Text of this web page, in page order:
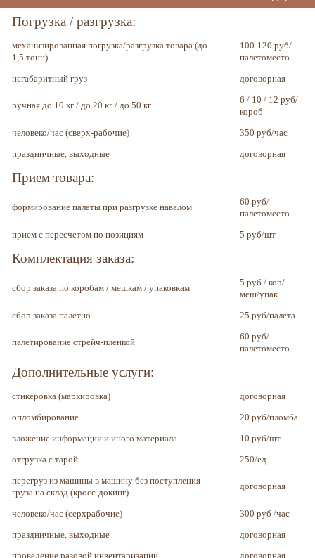
Погрузка / разгрузка:
механизированная погрузка/разгрузка товара (до
1,5 тонн)
100-120 руб/
палетоместо
негабаритный груз
договорная
ручная до 10 кг / до 20 кг / до 50 кг
6 / 10 / 12 руб/
короб
человеко/час (сверх-рабочие)
350 руб/час
праздничные, выходные
договорная
Прием товара:
формирование палеты при разгрузке навалом
60 руб/
палетоместо
прием с пересчетом по позициям
5 руб/шт
Комплектация заказа:
сбор заказа по коробам / мешкам / упаковкам
5 руб / кор/
меш/упак
сбор заказа палетно
25 руб/палета
палетирование стрейч-пленкой
60 руб/
палетоместо
Дополнительные услуги:
стикеровка (маркировка)
договорная
опломбирование
20 руб/пломба
вложение информации и иного материала
10 руб/шт
отгрузка с тарой
250/ед
перегруз из машины в машину без поступления
груза на склад (кросс-докинг)
договорная
человеко/час (серхрабочие)
300 руб /час
праздничные, выходные
договорная
проведение разовой инвентаризации
договорная